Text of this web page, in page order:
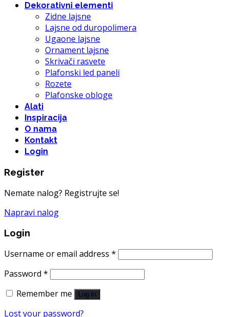
Dekorativni elementi
Zidne lajsne
Lajsne od duropolimera
Ugaone lajsne
Ornament lajsne
Skrivači rasvete
Plafonski led paneli
Rozete
Plafonske obloge
Alati
Inspiracija
O nama
Kontakt
Login
Register
Nemate nalog? Registrujte se!
Napravi nalog
Login
Username or email address *
Password *
Remember me
Log in
Lost your password?